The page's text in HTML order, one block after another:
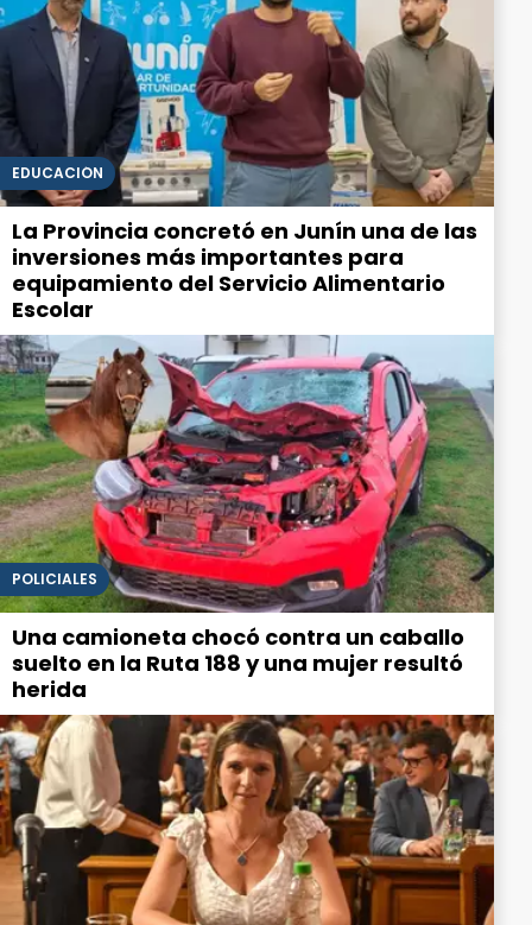
EDUCACIÓN
La Provincia concretó en Junín una de las
inversiones más importantes para
equipamiento del Servicio Alimentario
Escolar
POLICIALES
Una camioneta chocó contra un caballo
suelto en la Ruta 188 y una mujer resultó
herida